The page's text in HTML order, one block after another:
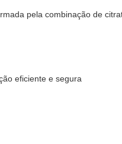
pela combinação de
eficiente e segura